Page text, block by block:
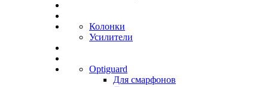
Колонки
Усилители
Optiguard
Для смарфонов